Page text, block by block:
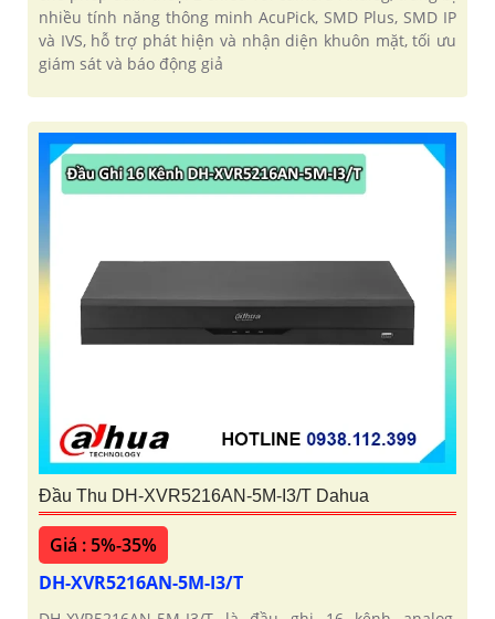
nhiều tính năng thông minh AcuPick, SMD Plus, SMD IP
và IVS, hỗ trợ phát hiện và nhận diện khuôn mặt, tối ưu
giám sát và báo động giả
Đầu Thu DH-XVR5216AN-5M-I3/T Dahua
Giá : 5%-35%
DH-XVR5216AN-5M-I3/T